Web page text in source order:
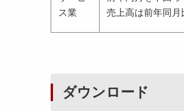
ス業
売上高は前年同
ダウンロード